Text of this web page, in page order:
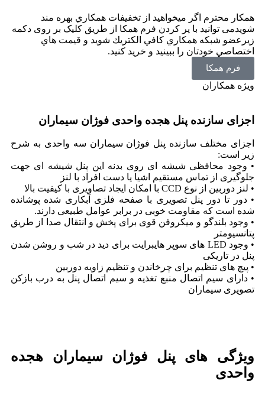
همکار محترم اگر ميخواهيد از تخفيفات همكاري بهره مند
شویدمی توانید با پر کردن فرم همکا از طریق کلیک بر روی دکمه
زیرعضو شبكه همكاري كافي الكتريك شوید و قيمت هاي
اختصاصي خودتان را ببينيد و خريد كنيد.
فرم همکا
ویژه همکاران
اجزای سازنده پنل هجده واحدی فوژان سیماران
اجزای مختلف سازنده پنل فوژان سیماران سه واحدی به شرح
زیر است:
• وجود محافظی شیشه ای روی بدنه این پنل شیشه ای جهت
جلوگیری از تماس مستقیم اشیا یا دست افراد با لنز
• لنز دوربین از نوع CCD با امکان ایجاد تصاویری با کیفیت بالا
• دور تا دور پنل تصویری با صفحه فلزی آبکاری شده پوشانده
شده است که مقاومت خوبی در برابر عوامل طبیعی دارند.
• وجود بلندگو و میکروفن قوی برای پخش و انتقال صدا از طریق
پتانسیومتر
• وجود LED های سوپر هایبرایت برای دید در شب و روشن شدن
پنل در تاریکی
• پیچ های تنظیم برای چرخاندن و تنظیم زاویه دوربین
• دارای سیم اتصال منبع تغذیه و سیم اتصال پنل به درب بازکن
تصویری سیماران
ویژگی های پنل فوژان سیماران هجده
واحدی